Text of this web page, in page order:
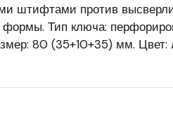
штифтами против
Тип ключа:
80 (35+10+35) мм. Цвет: